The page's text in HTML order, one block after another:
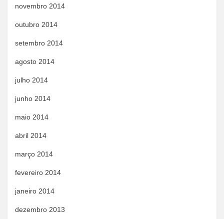
novembro 2014
outubro 2014
setembro 2014
agosto 2014
julho 2014
junho 2014
maio 2014
abril 2014
março 2014
fevereiro 2014
janeiro 2014
dezembro 2013